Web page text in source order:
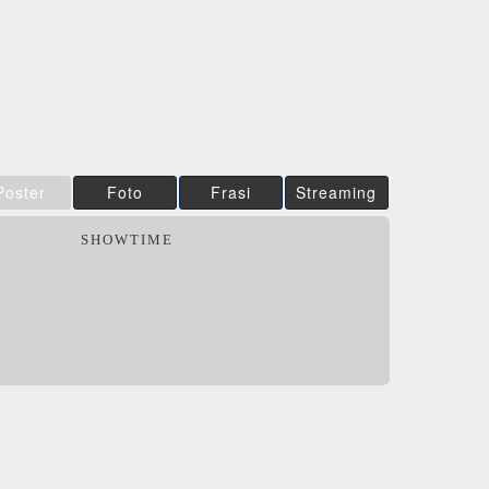
Foto Frasi Streaming
SHOWTIME